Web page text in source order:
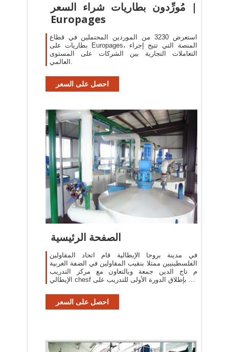
مُورِّدون بطاريات شراء السعر |
Europages
استعرض 3230 من الموردين المحتملين في قطاع
بطاريات على Europages، المنصة التي تتيح إجراء
التعاملات التجارية بين الشركات على المستوى
العالمي.
احصل على السعر
الصفحة الرئيسية
في مدينة بروجا الإيطالية قام اتحاد المقاولين
الفلسطينيين ممثلا بنقيب المقاولين في الضفة الغربية
م تاج الدين جمعة وبالتعاون مع مركز التدريب
الإيطالي chesf بإطلاق الدورة الأولى للتدريب على ...
احصل على السعر